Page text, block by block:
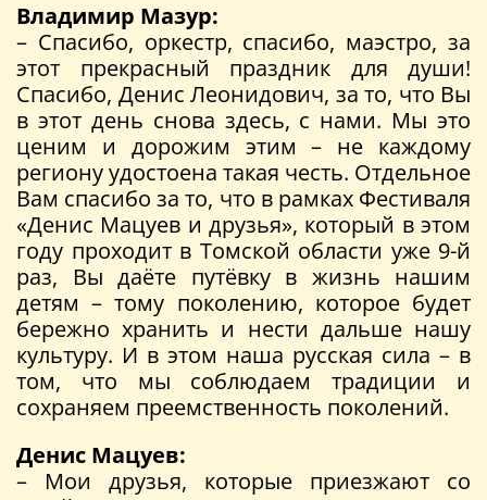
Владимир Мазур:
– Спасибо, оркестр, спасибо, маэстро, за
этот прекрасный праздник для души!
Спасибо, Денис Леонидович, за то, что Вы
в этот день снова здесь, с нами. Мы это
ценим и дорожим этим – не каждому
региону удостоена такая честь. Отдельное
Вам спасибо за то, что в рамках Фестиваля
«Денис Мацуев и друзья», который в этом
году проходит в Томской области уже 9-й
раз, Вы даёте путёвку в жизнь нашим
детям – тому поколению, которое будет
бережно хранить и нести дальше нашу
культуру. И в этом наша русская сила – в
том, что мы соблюдаем традиции и
сохраняем преемственность поколений.
Денис Мацуев:
– Мои друзья, которые приезжают со